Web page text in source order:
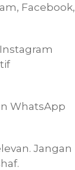
Facebook,
WhatsApp
Jangan